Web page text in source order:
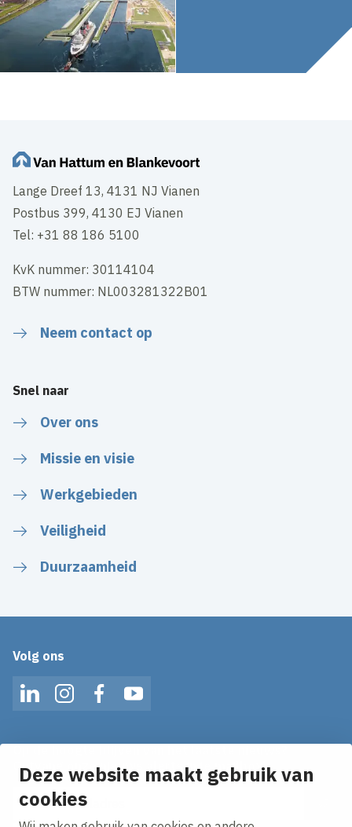
Deze website maakt gebruik van
cookies
Lange Dreef 13, 4131 NJ Vianen
Postbus 399, 4130 EJ Vianen
Tel: +31 88 186 5100
KvK nummer: 30114104
BTW nummer: NL003281322B01
Neem contact op
Snel naar
Over ons
Missie en visie
Werkgebieden
Veiligheid
Duurzaamheid
Volg ons
LinkedInInstagramFacebookYouTube
Ontvang onze nieuws alerts in je mailbox!
E-mailadres